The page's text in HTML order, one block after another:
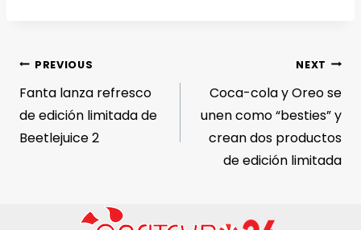
PREVIOUS
Fanta lanza refresco
de edición limitada de
Beetlejuice 2
NEXT
Coca-cola y Oreo se
unen como “besties” y
crean dos productos
de edición limitada